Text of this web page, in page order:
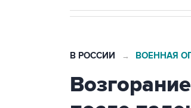
В РОССИИ → ВОЕННАЯ